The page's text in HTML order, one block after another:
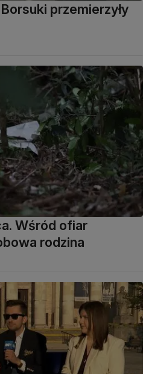
przemierzyły
Wśród ofiar
rodzina